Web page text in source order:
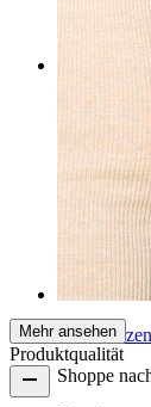
Brustwarzen
Shoppe
AI-
Mega
Ich
Anna
AI-
Mehr ansehen
Produktqualität